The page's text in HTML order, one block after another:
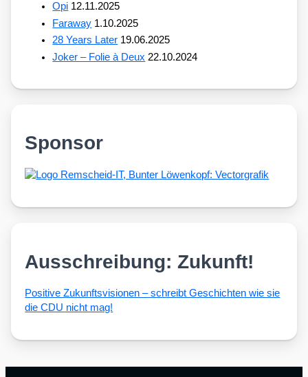
Opi 12.11.2025
Faraway 1.10.2025
28 Years Later 19.06.2025
Joker – Folie à Deux 22.10.2024
Sponsor
Ausschreibung: Zukunft!
Posi­ti­ve Zukunfts­vi­sio­nen – schreibt Geschich­ten wie sie
die CDU nicht mag!